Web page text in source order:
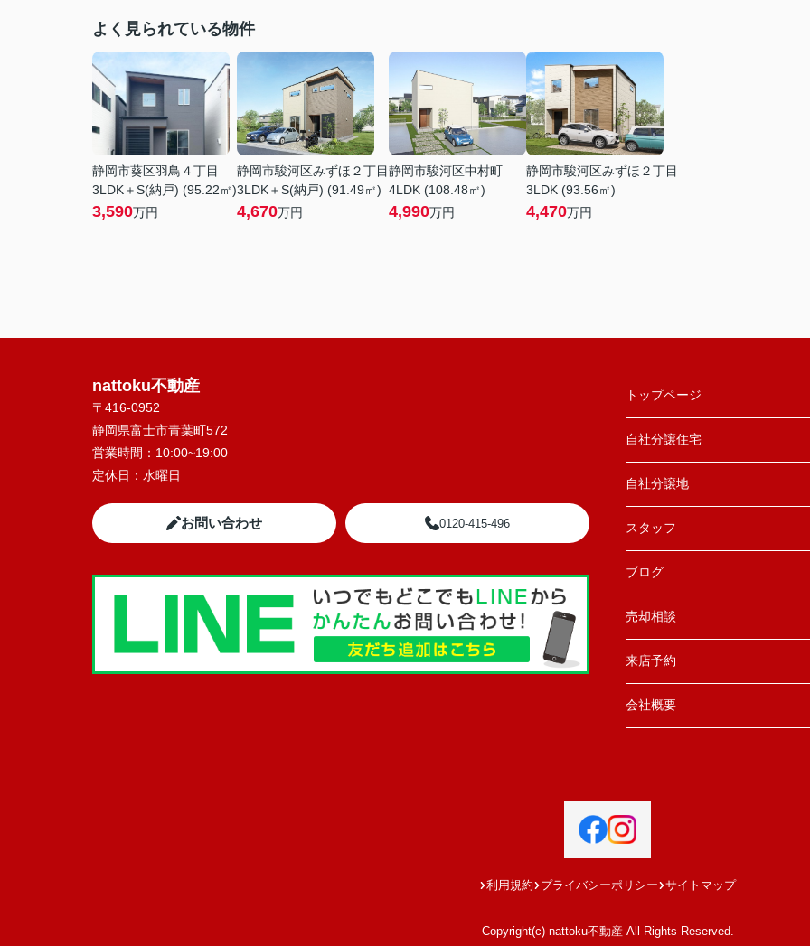
よく見られている物件
静岡市葵区羽鳥４丁目
3LDK＋S(納戸) (95.22㎡)
3,590万円
静岡市駿河区みずほ２丁目
3LDK＋S(納戸) (91.49㎡)
4,670万円
静岡市駿河区中村町
4LDK (108.48㎡)
4,990万円
静岡市駿河区みずほ２丁目
3LDK (93.56㎡)
4,470万円
nattoku不動産
〒416-0952
静岡県富士市青葉町572
営業時間： 10:00~19:00
定休日： 水曜日
お問い合わせ 0120-415-496
トップページ
自社分譲住宅
自社分譲地
スタッフ
ブログ
売却相談
来店予約
会社概要
利用規約 プライバシーポリシー サイトマップ
Copyright(c) nattoku不動産 All Rights Reserved.